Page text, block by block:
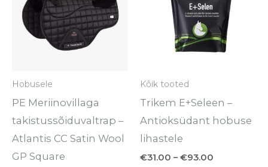
Hobusele
PE Meriinovillaga
takistussõiduvaltrap –
Atlantis CC Satin Wool
GP Square
Kõik tooted
Trikem E+Seleen –
Antioksüdant hobuse
lihastele
€31.00 – €93.00